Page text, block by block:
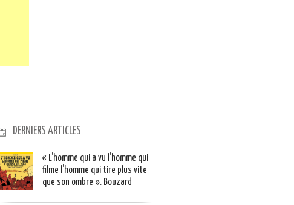
DERNIERS ARTICLES
« L’homme qui a vu l’homme qui
filme l’homme qui tire plus vite
que son ombre ». Bouzard